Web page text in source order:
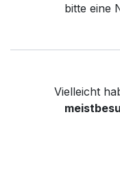
bitte eine
Vielleicht